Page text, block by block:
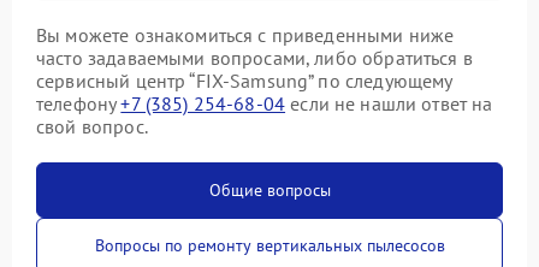
Вы можете ознакомиться с приведенными ниже
часто задаваемыми вопросами, либо обратиться в
сервисный центр “FIX-Samsung” по следующему
телефону+7 (385) 254-68-04 если не нашли ответ на
свой вопрос.
Общие вопросы
Вопросы по ремонту вертикальных пылесосов